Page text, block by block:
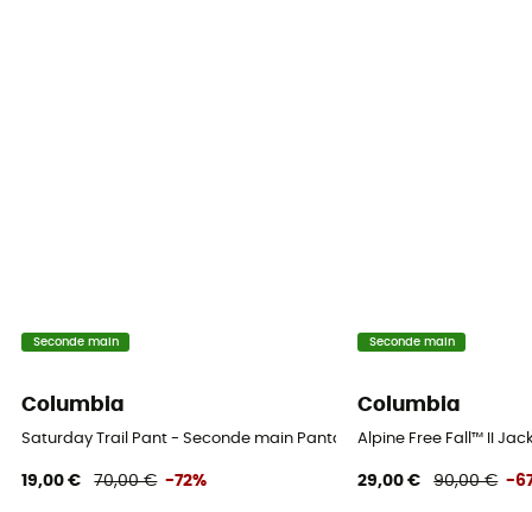
Seconde main
Columbia
Saturday Trail Pant - Seconde main Pantalon randonnée homme -
19,00 € 70,00 € -72%
Seconde main
Columbia
Alpine Free Fall™ II
29,00 € 90,00 € -